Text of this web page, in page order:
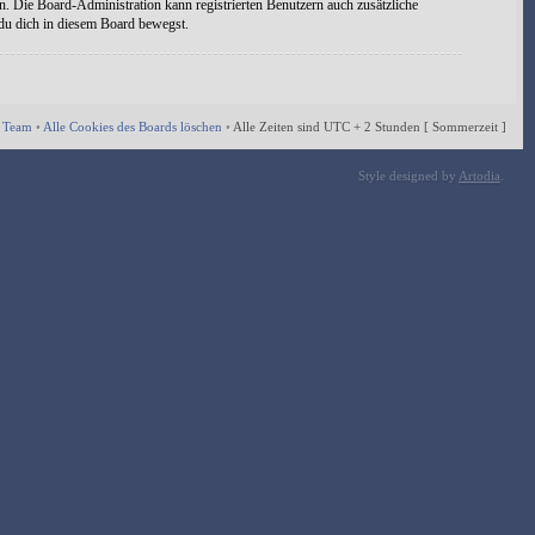
Board-Administration kann registrierten Benutzern auch zusätzliche
dich in diesem Board bewegst.
• Alle Cookies des Boards löschen • Alle Zeiten sind UTC + 2 Stunden [ Sommerzeit ]
Style designed by Artodia